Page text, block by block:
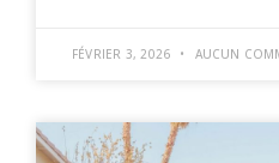
FÉVRIER 3, 2026 AUCUN